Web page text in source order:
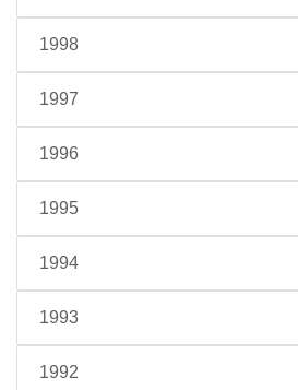
1998
1997
1996
1995
1994
1993
1992